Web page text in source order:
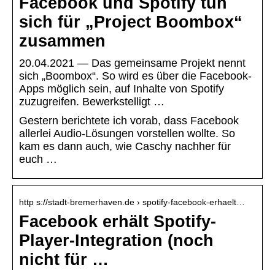
sich für „Project Boombox“
zusammen
20.04.2021 — Das gemeinsame Projekt nennt
sich „Boombox“. So wird es über die Facebook-
Apps möglich sein, auf Inhalte von Spotify
zuzugreifen. Bewerkstelligt …
Gestern berichtete ich vorab, dass Facebook
allerlei Audio-Lösungen vorstellen wollte. So
kam es dann auch, wie Caschy nachher für
euch …
http s://stadt-bremerhaven.de › spotify-facebook-erhaelt…
Facebook erhält Spotify-
Player-Integration (noch
nicht für …